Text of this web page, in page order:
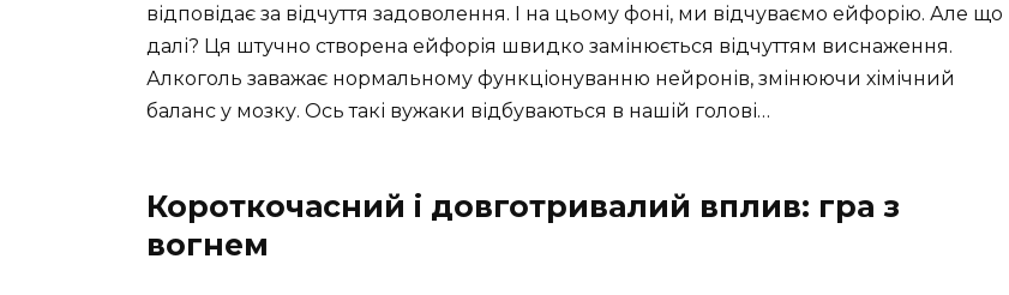
відповідає за відчуття задоволення. І на цьому фоні, ми відчуваємо ейфорію. Але що
далі? Ця штучно створена ейфорія швидко замінюється відчуттям виснаження.
Алкоголь заважає нормальному функціонуванню нейронів, змінюючи хімічний
баланс у мозку. Ось такі вужаки відбуваються в нашій голові…
Короткочасний і довготривалий вплив: гра з
вогнем